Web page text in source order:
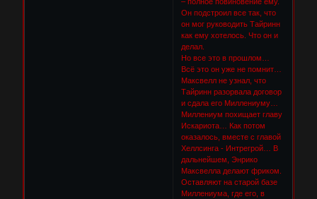
Он подстроил все так, что
он мог руководить Тайринн
как ему хотелось. Что он и
делал.
Но все это в прошлом…
Всё это он уже не помнит…
Максвелл не узнал, что
Тайринн разорвала договор
и сдала его Миллениуму…
Миллениум похищает главу
Искариота… Как потом
оказалось, вместе с главой
Хеллсинга - Интрегрой… В
дальнейшем, Энрико
Максвелла делают фриком.
Оставляют на старой базе
Миллениума, где его, в